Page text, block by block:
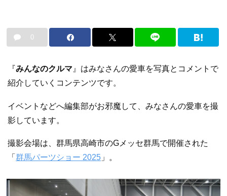
0
『みんなのクルマ 』はみなさんの愛車を写真とコメントで
紹介していくコンテンツです。
イベントなどへ編集部がお邪魔して、みなさんの愛車を撮
影しています。
撮影会場は、群馬県高崎市のGメッセ群馬で開催された
「 群馬パーツショー 2025 」。